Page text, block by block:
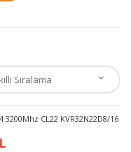
3200Mhz CL22 KVR32N22D8/16